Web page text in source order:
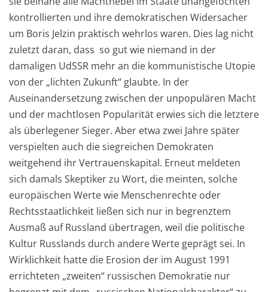
kontrollierten und ihre demokratischen Widersacher
um Boris Jelzin praktisch wehrlos waren. Dies lag nicht
zuletzt daran, dass so gut wie niemand in der
damaligen UdSSR mehr an die kommunistische Utopie
von der „lichten Zukunft“ glaubte. In der
Auseinandersetzung zwischen der unpopulären Macht
und der machtlosen Popularität erwies sich die letztere
als überlegener Sieger. Aber etwa zwei Jahre später
verspielten auch die siegreichen Demokraten
weitgehend ihr Vertrauenskapital. Erneut meldeten
sich damals Skeptiker zu Wort, die meinten, solche
europäischen Werte wie Menschenrechte oder
Rechtsstaatlichkeit ließen sich nur in begrenztem
Ausmaß auf Russland übertragen, weil die politische
Kultur Russlands durch andere Werte geprägt sei. In
Wirklichkeit hatte die Erosion der im August 1991
errichteten „zweiten“ russischen Demokratie nur